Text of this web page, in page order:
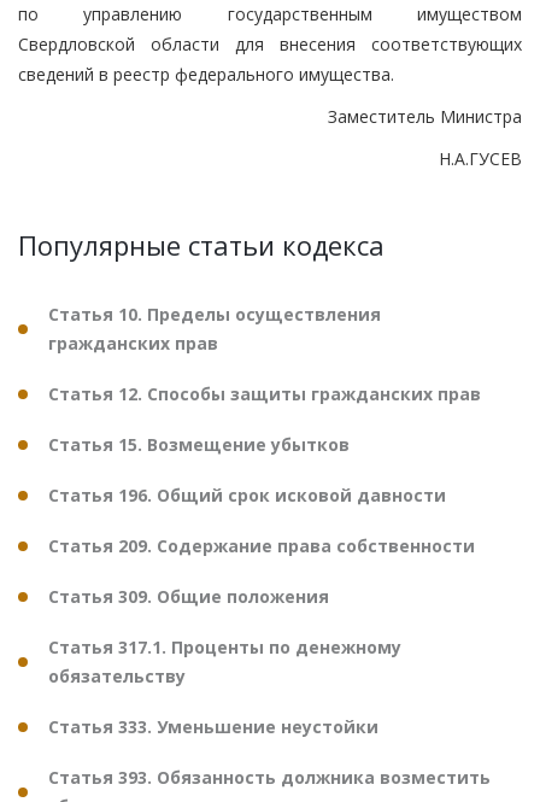
по управлению государственным имуществом
Свердловской области для внесения соответствующих
сведений в реестр федерального имущества.
Заместитель Министра
Н.А.ГУСЕВ
Популярные статьи кодекса
Статья 10. Пределы осуществления
гражданских прав
Статья 12. Способы защиты гражданских прав
Статья 15. Возмещение убытков
Статья 196. Общий срок исковой давности
Статья 209. Содержание права собственности
Статья 309. Общие положения
Статья 317.1. Проценты по денежному
обязательству
Статья 333. Уменьшение неустойки
Статья 393. Обязанность должника возместить